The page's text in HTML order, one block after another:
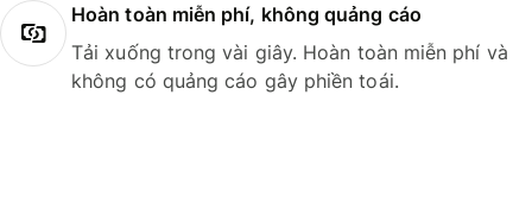
Hoàn toàn miễn phí, không quảng cáo
Tải xuống trong vài giây. Hoàn toàn miễn phí và
không có quảng cáo gây phiền toái.